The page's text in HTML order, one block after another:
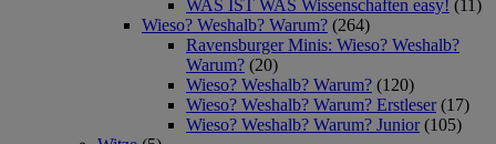
WAS IST WAS Wissenschaften easy! (11)
Wieso? Weshalb? Warum? (264)
Ravensburger Minis: Wieso? Weshalb?
Warum? (20)
Wieso? Weshalb? Warum? (120)
Wieso? Weshalb? Warum? Erstleser (17)
Wieso? Weshalb? Warum? Junior (105)